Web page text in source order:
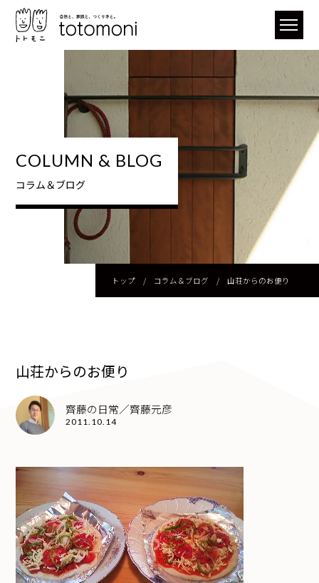
COLUMN & BLOG
コラム＆ブログ
トップ/ コラム＆ブログ / 山荘からのお便り
山荘からのお便り
齊藤の日常／齊藤元彦
2011.10.14